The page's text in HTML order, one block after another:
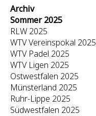
Archiv
Sommer 2025
RLW 2025
WTV Vereinspokal 2025
WTV Padel 2025
WTV Ligen 2025
Ostwestfalen 2025
Münsterland 2025
Ruhr-Lippe 2025
Südwestfalen 2025